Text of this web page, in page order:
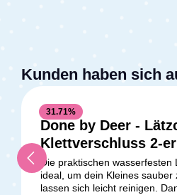
Kunden haben sich
31.71%
Done by Deer -
Klettverschluss 2-
Mustard
Die praktischen wasserfesten
ideal, um dein Kleines sauber
lassen sich leicht reinigen.